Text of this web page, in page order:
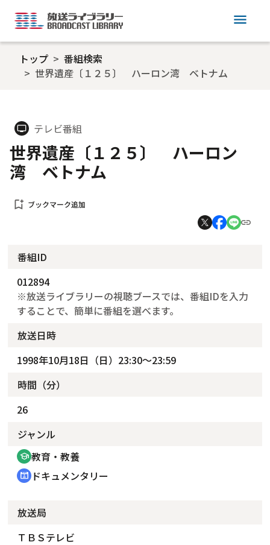
menu
トップ
番組検索
世界遺産〔１２５〕 ハーロン湾 ベトナム
tv テレビ番組
世界遺産〔１２５〕 ハーロン
湾 ベトナム
bookmark_add ブックマーク追加
番組ID
012894
※放送ライブラリーの視聴ブースでは、番組IDを入力
することで、簡単に番組を選べます。
放送日時
1998年10月18日（日）23:30～23:59
時間（分）
26
ジャンル
school 教育・教養
cinematic_blur ドキュメンタリー
放送局
ＴＢＳテレビ